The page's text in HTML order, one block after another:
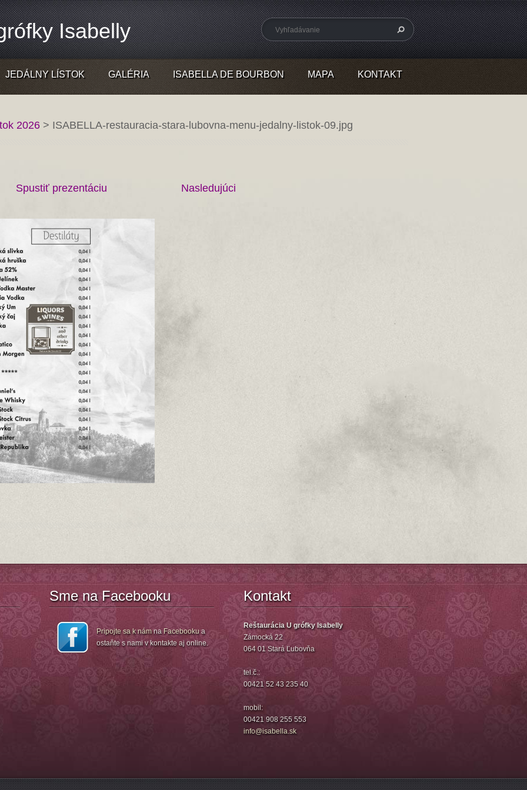
Isabelly
JEDÁLNY LÍSTOK GALÉRIA ISABELLA DE BOURBON MAPA KONTAKT
2026 > ISABELLA-restauracia-stara-lubovna-menu-jedalny-listok-09.jpg
Spustiť prezentáciu Nasledujúci
Sme na Facebooku
Pripojte sa k námna Facebookua
ostaňte s nami v kontakte aj online.
Kontakt
Reštaurácia U grófky Isabelly
Zámocká 22
064 01 Stará Ľubovňa
tel.č.:
00421 52 43 235 40
mobil:
00421 908 255 553
info@isabella.sk